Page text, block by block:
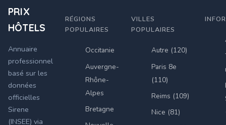
PRIX
HÔTELS
Annuaire
professionnel
basé sur les
données
officielles
Sirene
(INSEE) via
RÉGIONS
POPULAIRES
Occitanie
Auvergne-
Rhône-
Alpes
Bretagne
VILLES
POPULAIRES
Autre (120)
Paris 8e
(110)
Reims (109)
Nice (81)